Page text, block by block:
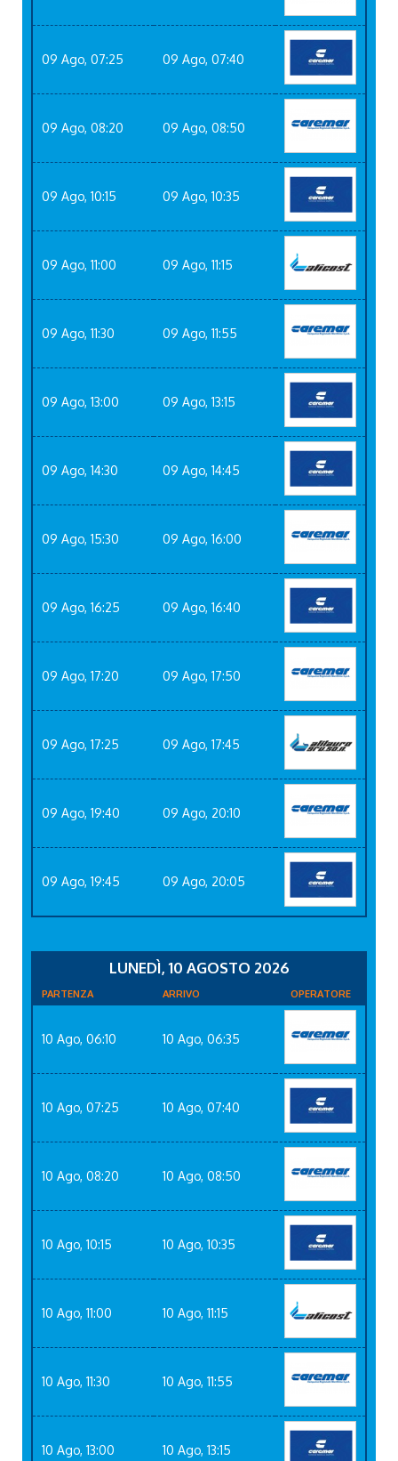
09 Ago, 07:25 09 Ago, 07:40
09 Ago, 08:20 09 Ago, 08:50
09 Ago, 10:15 09 Ago, 10:35
09 Ago, 11:00 09 Ago, 11:15
09 Ago, 11:30 09 Ago, 11:55
09 Ago, 13:00 09 Ago, 13:15
09 Ago, 14:30 09 Ago, 14:45
09 Ago, 15:30 09 Ago, 16:00
09 Ago, 16:25 09 Ago, 16:40
09 Ago, 17:20 09 Ago, 17:50
09 Ago, 17:25 09 Ago, 17:45
09 Ago, 19:40 09 Ago, 20:10
09 Ago, 19:45 09 Ago, 20:05
LUNEDÌ, 10 AGOSTO 2026
PARTENZA ARRIVO OPERATORE
10 Ago, 06:10 10 Ago, 06:35
10 Ago, 07:25 10 Ago, 07:40
10 Ago, 08:20 10 Ago, 08:50
10 Ago, 10:15 10 Ago, 10:35
10 Ago, 11:00 10 Ago, 11:15
10 Ago, 11:30 10 Ago, 11:55
10 Ago, 13:00 10 Ago, 13:15